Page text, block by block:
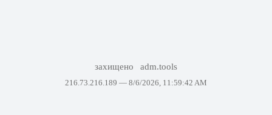
захищено adm.tools
216.73.216.189 — 8/6/2026, 11:59:42 AM